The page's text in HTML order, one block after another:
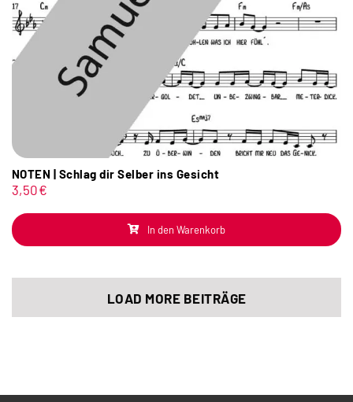
NOTEN | Schlag dir Selber ins Gesicht
3,50€
In den Warenkorb
LOAD MORE BEITRÄGE